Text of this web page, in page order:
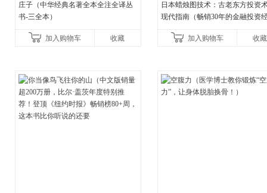
庄子（中华经典名著全本全注全译丛
书-三全本）
加入购物车 收藏
日本蜡烛图技术：古老东方投资
现代指南（畅销30年的金融投资
《财富》重磅推荐！知名金
加入购物车 收藏